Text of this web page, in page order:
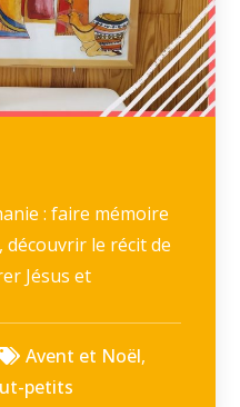
: faire mémoire
découvrir le récit de
Jésus et
Avent et Noël,
petits